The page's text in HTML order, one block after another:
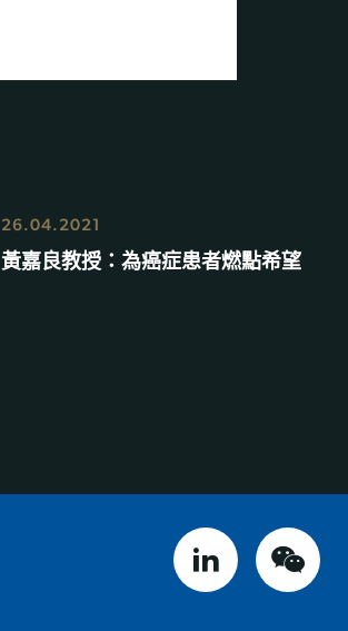
26.04.2021
黃嘉良教授：為癌症患者燃點希望
linked in